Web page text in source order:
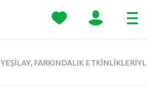
YEŞILAY, FARKINDALIK